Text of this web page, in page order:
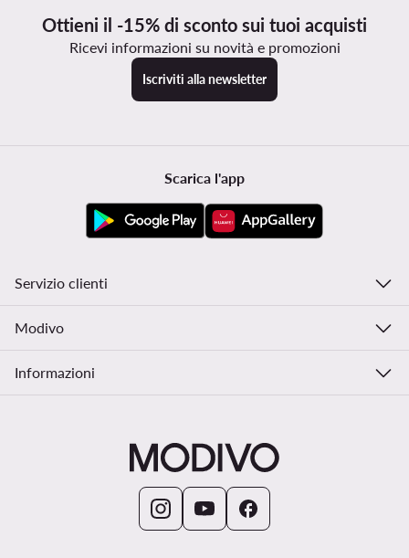
Ottieni il -15% di sconto sui tuoi acquisti
Ricevi informazioni su novità e promozioni
Iscriviti alla newsletter
Scarica l'app
Servizio clienti
Modivo
Informazioni